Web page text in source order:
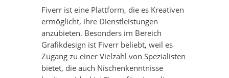
Fiverr ist eine Plattform, die es Kreativen
ermöglicht, ihre Dienstleistungen
anzubieten. Besonders im Bereich
Grafikdesign ist Fiverr beliebt, weil es
Zugang zu einer Vielzahl von Spezialisten
bietet, die auch Nischenkenntnisse